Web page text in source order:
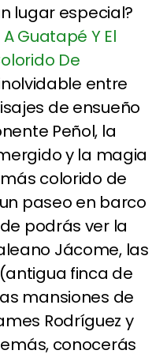
lugar especial?
A Guatapé Y El
De
entre
de ensueño
Peñol, la
y la magia
colorido de
paseo en barco
podrás ver la
Jácome, las
finca de
mansiones de
Rodríguez y
conocerás